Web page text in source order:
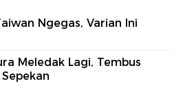
Ngegas, Varian Ini
Meledak Lagi, Tembus